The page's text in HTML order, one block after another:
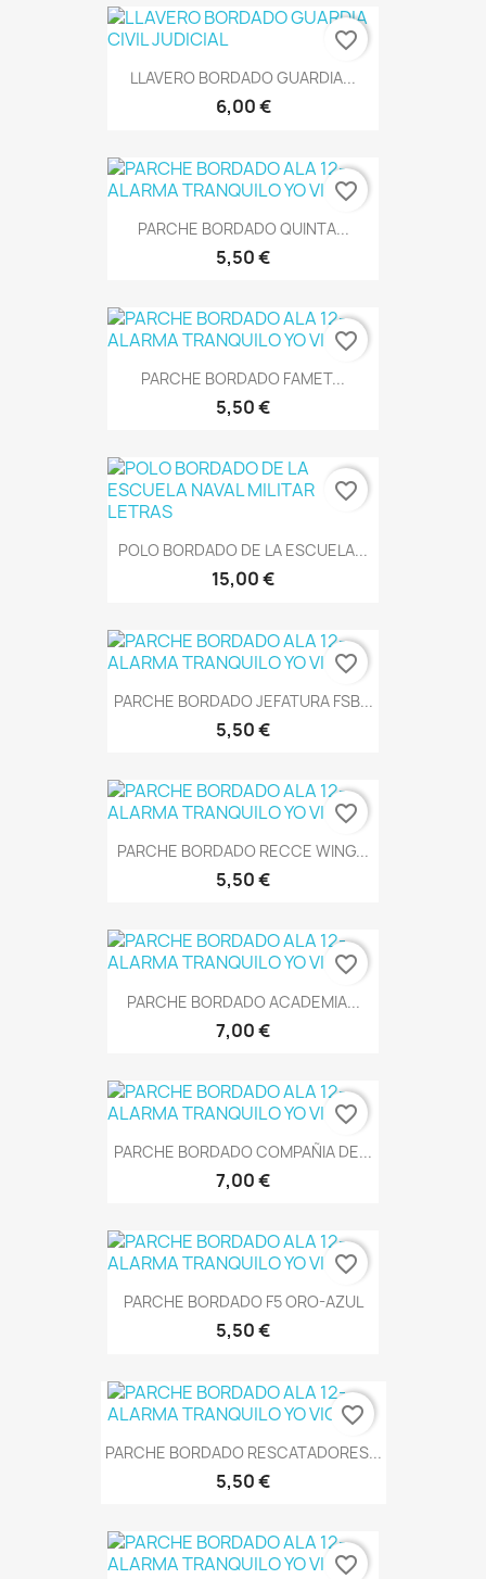
LLAVERO BORDADO GUARDIA...
6,00 €
favorite_border
PARCHE BORDADO QUINTA...
5,50 €
favorite_border
PARCHE BORDADO FAMET...
5,50 €
favorite_border
POLO BORDADO DE LA ESCUELA...
15,00 €
favorite_border
PARCHE BORDADO JEFATURA FSB...
5,50 €
favorite_border
PARCHE BORDADO RECCE WING...
5,50 €
favorite_border
PARCHE BORDADO ACADEMIA...
7,00 €
favorite_border
PARCHE BORDADO COMPAÑIA DE...
7,00 €
favorite_border
PARCHE BORDADO F5 ORO-AZUL
5,50 €
favorite_border
PARCHE BORDADO RESCATADORES...
5,50 €
favorite_border
favorite_border